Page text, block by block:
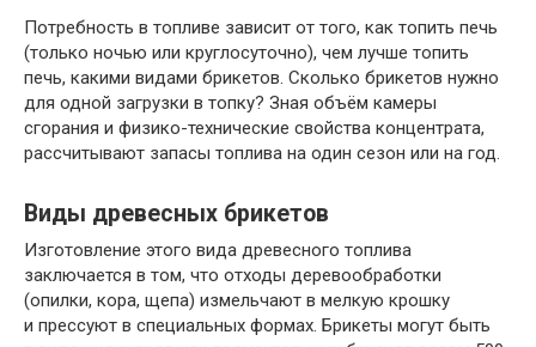
Потребность в топливе зависит от того, как топить печь
(только ночью или круглосуточно), чем лучше топить
печь, какими видами брикетов. Сколько брикетов нужно
для одной загрузки в топку? Зная объём камеры
сгорания и физико-технические свойства концентрата,
рассчитывают запасы топлива на один сезон или на год.
Виды древесных брикетов
Изготовление этого вида древесного топлива
заключается в том, что отходы деревообработки
(опилки, кора, щепа) измельчают в мелкую крошку
и прессуют в специальных формах. Брикеты могут быть